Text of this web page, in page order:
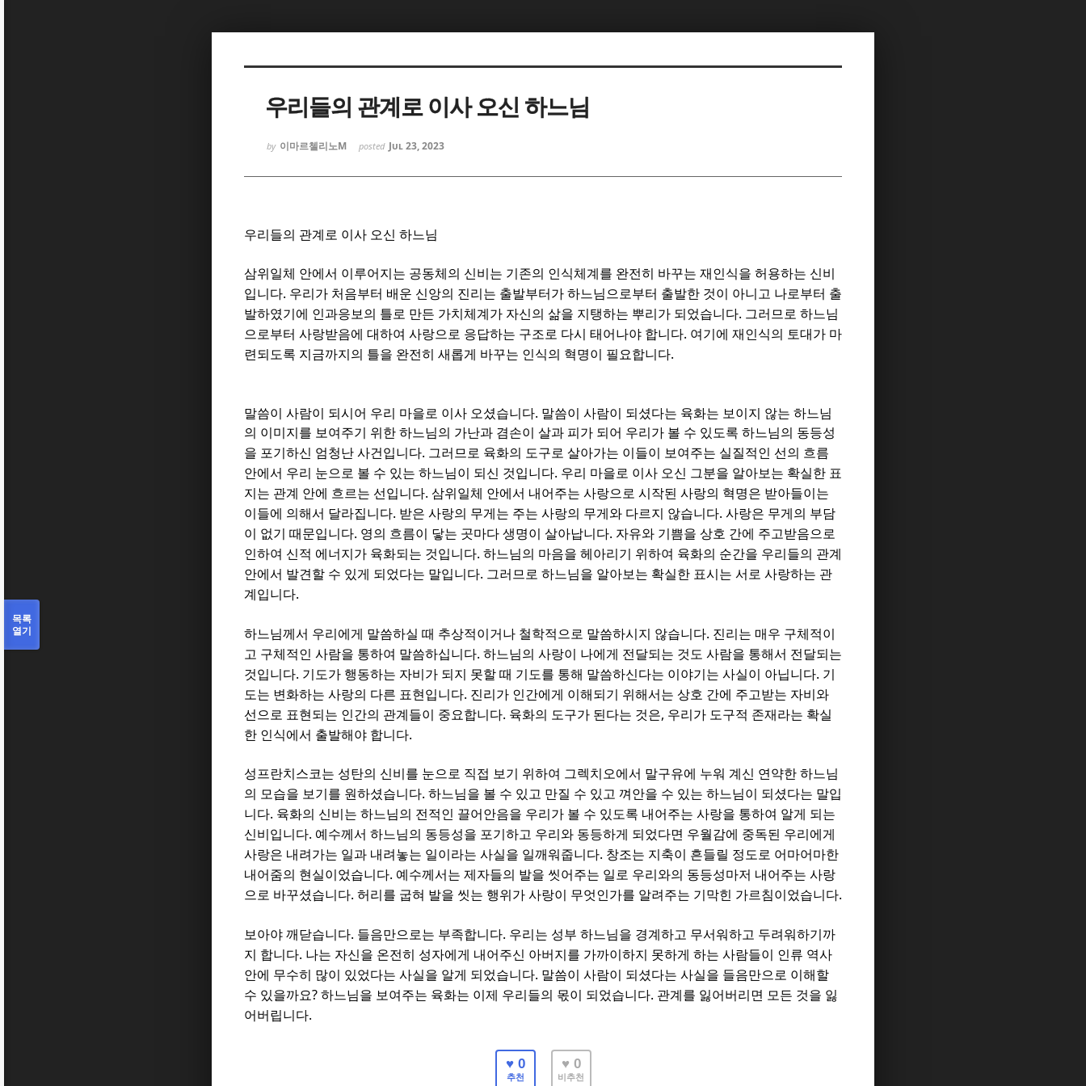
우리들의 관계로 이사 오신 하느님
by 이마르첼리노M posted Jul 23, 2023
우리들의 관계로 이사 오신 하느님
삼위일체 안에서 이루어지는 공동체의 신비는 기존의 인식체계를 완전히 바꾸는 재인식을 허용하는 신비
입니다. 우리가 처음부터 배운 신앙의 진리는 출발부터가 하느님으로부터 출발한 것이 아니고 나로부터 출
발하였기에 인과응보의 틀로 만든 가치체계가 자신의 삶을 지탱하는 뿌리가 되었습니다. 그러므로 하느님
으로부터 사랑받음에 대하여 사랑으로 응답하는 구조로 다시 태어나야 합니다. 여기에 재인식의 토대가 마
련되도록 지금까지의 틀을 완전히 새롭게 바꾸는 인식의 혁명이 필요합니다.
말씀이 사람이 되시어 우리 마을로 이사 오셨습니다. 말씀이 사람이 되셨다는 육화는 보이지 않는 하느님
의 이미지를 보여주기 위한 하느님의 가난과 겸손이 살과 피가 되어 우리가 볼 수 있도록 하느님의 동등성
을 포기하신 엄청난 사건입니다. 그러므로 육화의 도구로 살아가는 이들이 보여주는 실질적인 선의 흐름
안에서 우리 눈으로 볼 수 있는 하느님이 되신 것입니다. 우리 마을로 이사 오신 그분을 알아보는 확실한 표
지는 관계 안에 흐르는 선입니다. 삼위일체 안에서 내어주는 사랑으로 시작된 사랑의 혁명은 받아들이는
이들에 의해서 달라집니다. 받은 사랑의 무게는 주는 사랑의 무게와 다르지 않습니다. 사랑은 무게의 부담
이 없기 때문입니다. 영의 흐름이 닿는 곳마다 생명이 살아납니다. 자유와 기쁨을 상호 간에 주고받음으로
인하여 신적 에너지가 육화되는 것입니다. 하느님의 마음을 헤아리기 위하여 육화의 순간을 우리들의 관계
안에서 발견할 수 있게 되었다는 말입니다. 그러므로 하느님을 알아보는 확실한 표시는 서로 사랑하는 관
계입니다.
하느님께서 우리에게 말씀하실 때 추상적이거나 철학적으로 말씀하시지 않습니다. 진리는 매우 구체적이
고 구체적인 사람을 통하여 말씀하십니다. 하느님의 사랑이 나에게 전달되는 것도 사람을 통해서 전달되는
것입니다. 기도가 행동하는 자비가 되지 못할 때 기도를 통해 말씀하신다는 이야기는 사실이 아닙니다. 기
도는 변화하는 사랑의 다른 표현입니다. 진리가 인간에게 이해되기 위해서는 상호 간에 주고받는 자비와
선으로 표현되는 인간의 관계들이 중요합니다. 육화의 도구가 된다는 것은, 우리가 도구적 존재라는 확실
한 인식에서 출발해야 합니다.
성프란치스코는 성탄의 신비를 눈으로 직접 보기 위하여 그렉치오에서 말구유에 누워 계신 연약한 하느님
의 모습을 보기를 원하셨습니다. 하느님을 볼 수 있고 만질 수 있고 껴안을 수 있는 하느님이 되셨다는 말입
니다. 육화의 신비는 하느님의 전적인 끌어안음을 우리가 볼 수 있도록 내어주는 사랑을 통하여 알게 되는
신비입니다. 예수께서 하느님의 동등성을 포기하고 우리와 동등하게 되었다면 우월감에 중독된 우리에게
사랑은 내려가는 일과 내려놓는 일이라는 사실을 일깨워줍니다. 창조는 지축이 흔들릴 정도로 어마어마한
내어줌의 현실이었습니다. 예수께서는 제자들의 발을 씻어주는 일로 우리와의 동등성마저 내어주는 사랑
으로 바꾸셨습니다. 허리를 굽혀 발을 씻는 행위가 사랑이 무엇인가를 알려주는 기막힌 가르침이었습니다.
보아야 깨닫습니다. 들음만으로는 부족합니다. 우리는 성부 하느님을 경계하고 무서워하고 두려워하기까
지 합니다. 나는 자신을 온전히 성자에게 내어주신 아버지를 가까이하지 못하게 하는 사람들이 인류 역사
안에 무수히 많이 있었다는 사실을 알게 되었습니다. 말씀이 사람이 되셨다는 사실을 들음만으로 이해할
수 있을까요? 하느님을 보여주는 육화는 이제 우리들의 몫이 되었습니다. 관계를 잃어버리면 모든 것을 잃
어버립니다.
♥ 0
추천
♥ 0
비추천
목록
열기
Sketchbook5, 스케치북5
Sketchbook5, 스케치북5